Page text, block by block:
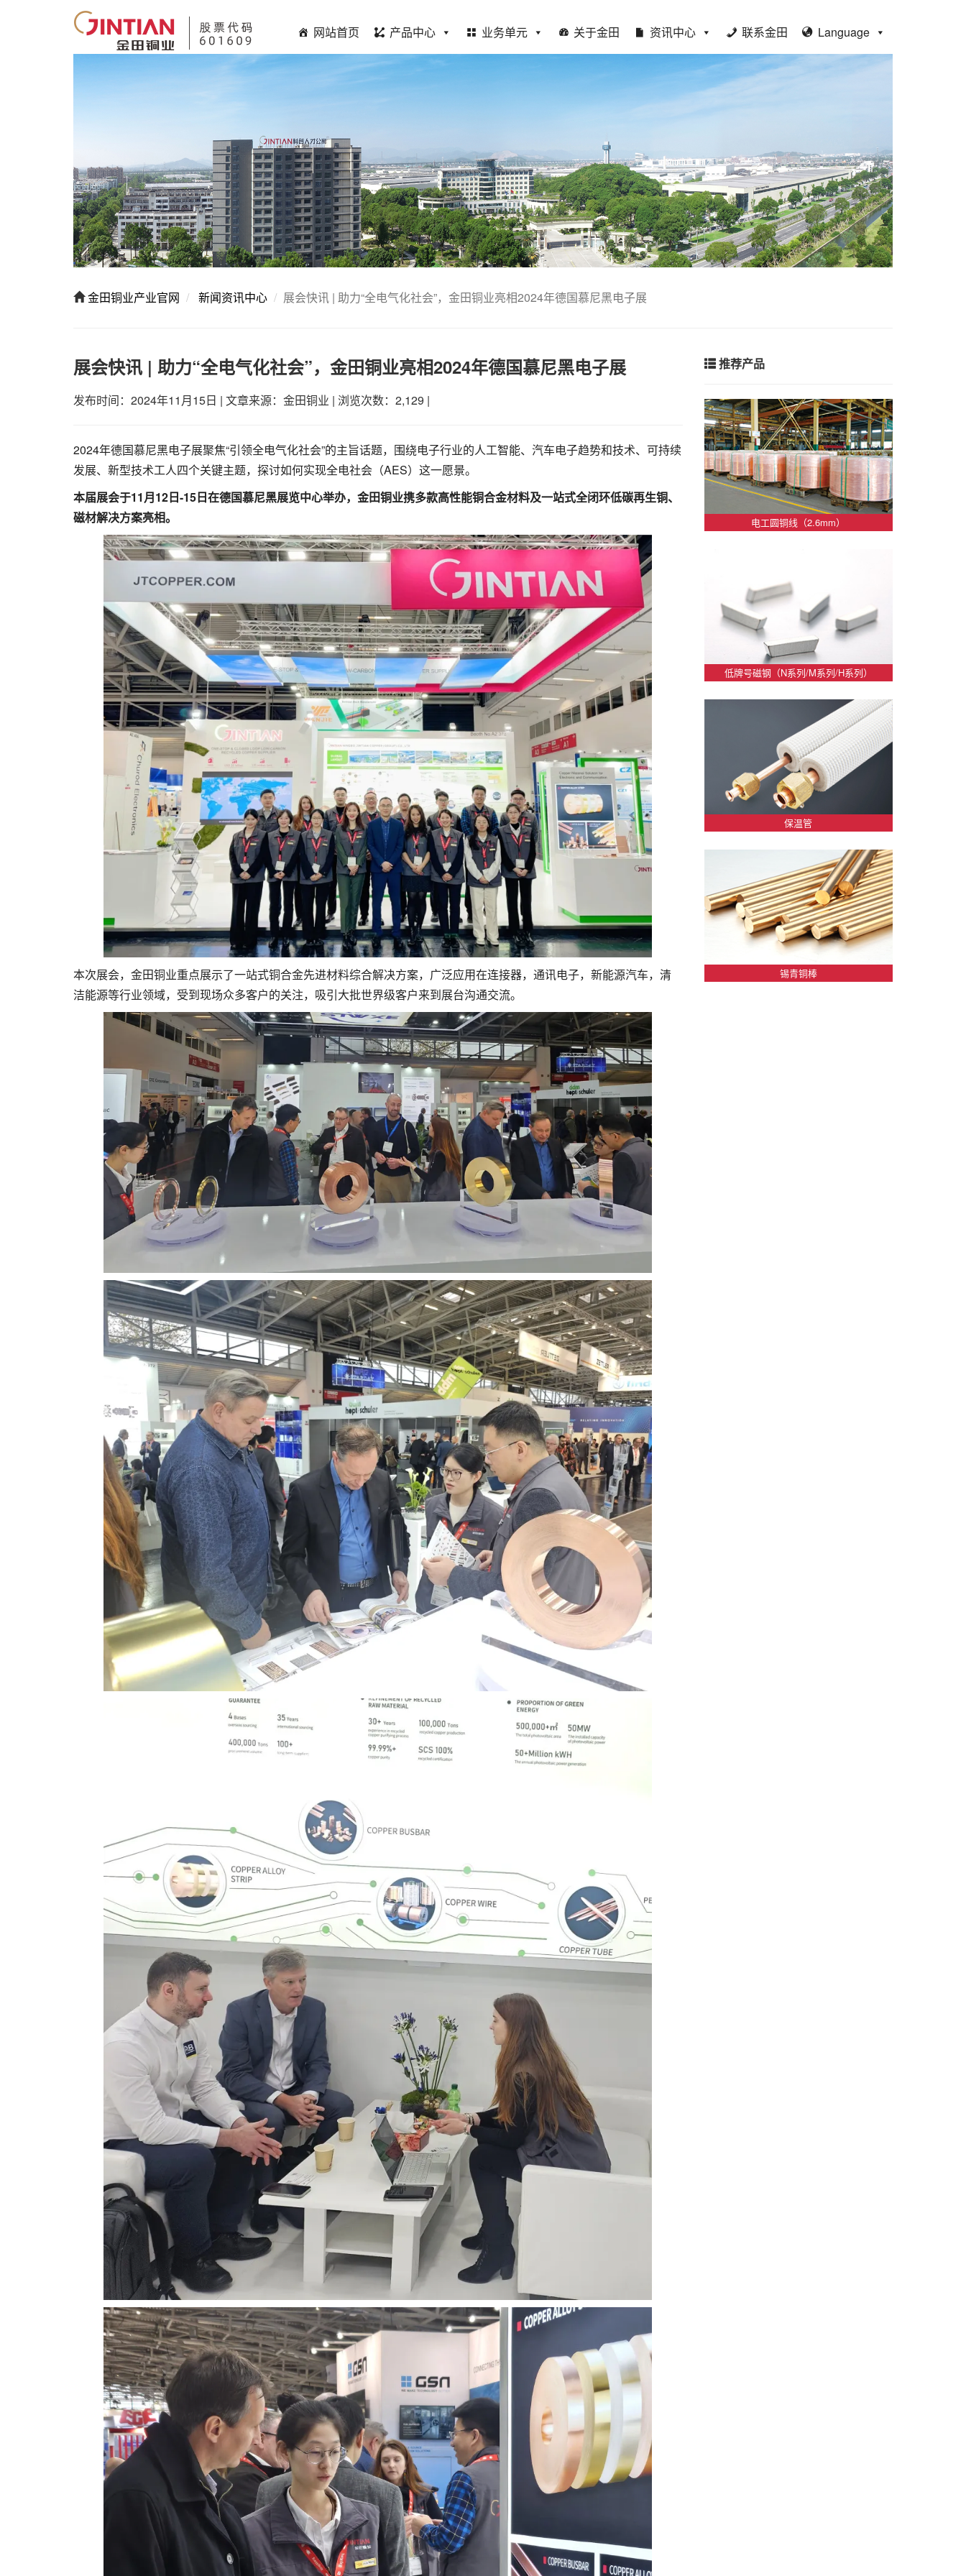
网站首页 产品中心 业务单元 关于金田 资讯中心 联系金田 Language
金田铜业产业官网 新闻资讯中心 展会快讯 | 助力“全电气化社会”，金田铜业亮相2024年德国慕尼黑电子展
展会快讯 | 助力“全电气化社会”，金田铜业亮相2024年德国慕尼黑电子展
发布时间：2024年11月15日 | 文章来源：金田铜业 | 浏览次数：2,129 |
2024年德国慕尼黑电子展聚焦“引领全电气化社会”的主旨话题，围绕电子行业的人工智能、汽车电子趋势和技术、可持续
发展、新型技术工人四个关键主题，探讨如何实现全电社会（AES）这一愿景。
本届展会于11月12日-15日在德国慕尼黑展览中心举办，金田铜业携多款高性能铜合金材料及一站式全闭环低碳再生铜、
磁材解决方案亮相。
本次展会，金田铜业重点展示了一站式铜合金先进材料综合解决方案，广泛应用在连接器，通讯电子，新能源汽车，清
洁能源等行业领域，受到现场众多客户的关注，吸引大批世界级客户来到展台沟通交流。
推荐产品
电工圆铜线（2.6mm）
低牌号磁钢（N系列/M系列/H系列）
保温管
锡青铜棒